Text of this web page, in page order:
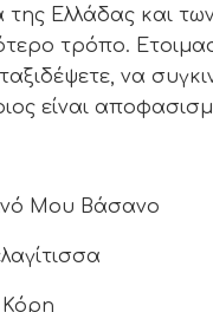
της Ελλάδας και
τρόπο.
να
είναι
Μου Βάσανο